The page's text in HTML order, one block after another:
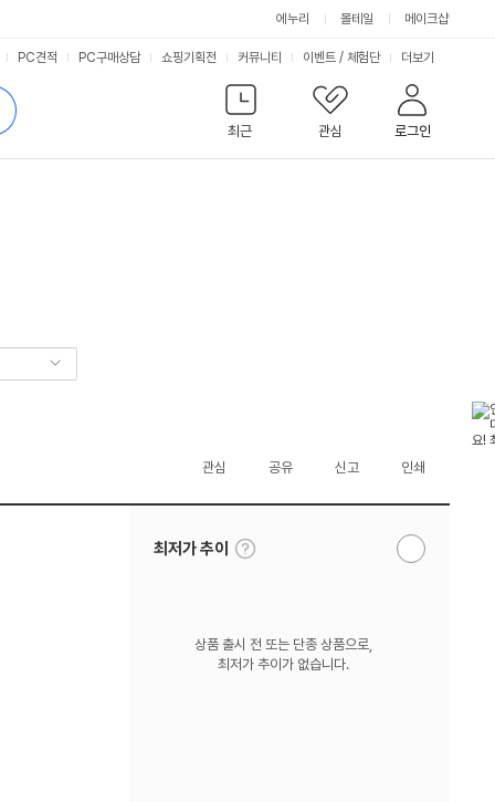
에누리 몰테일 메이크샵
최근
관심 로그인
PC견적 PC구매상담 쇼핑기획전 커뮤니티 이벤트 / 체험단 서
비
스
더보기
관심 공유 신고 인쇄
최저가 추이
툴
팁
알
상품 출시 전 또는 단종 상품으로,
최저가 추이가 없습니다.